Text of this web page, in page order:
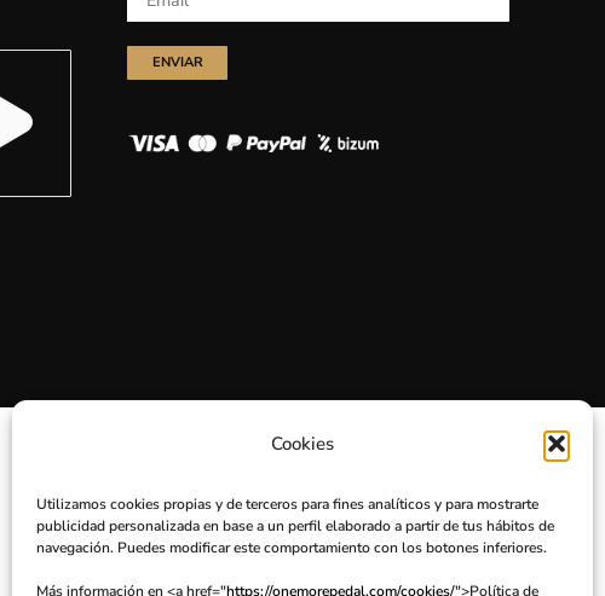
Cookies
Utilizamos cookies propias y de terceros para fines analíticos y para mostrarte
publicidad personalizada en base a un perfil elaborado a partir de tus hábitos de
navegación. Puedes modificar este comportamiento con los botones inferiores.
Más información en <a href="https://onemorepedal.com/cookies/">Política de